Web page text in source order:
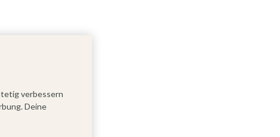
verbessern
Deine